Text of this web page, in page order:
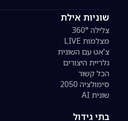
שוניות אילת
צלילה 360°
מצלמות LIVE
צ'אט עם השונית
גלריית היצורים
הכל קשור
סימולציה 2050
שונית AI
בתי גידול